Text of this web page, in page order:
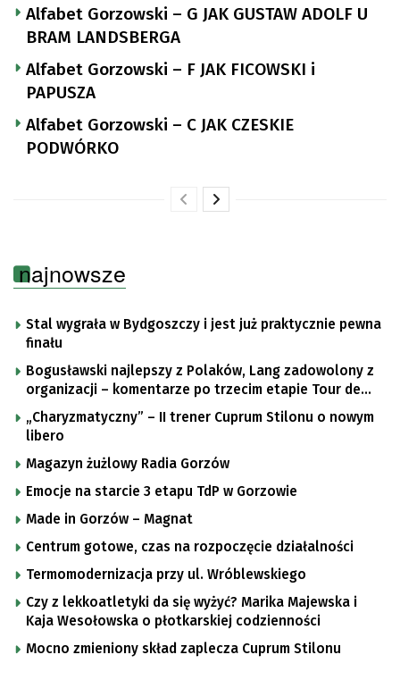
Alfabet Gorzowski – G JAK GUSTAW ADOLF U
BRAM LANDSBERGA
Alfabet Gorzowski – F JAK FICOWSKI i
PAPUSZA
Alfabet Gorzowski – C JAK CZESKIE
PODWÓRKO
najnowsze
Stal wygrała w Bydgoszczy i jest już praktycznie pewna
finału
Bogusławski najlepszy z Polaków, Lang zadowolony z
organizacji – komentarze po trzecim etapie Tour de
Pologne
„Charyzmatyczny” – II trener Cuprum Stilonu o nowym
libero
Magazyn żużlowy Radia Gorzów
Emocje na starcie 3 etapu TdP w Gorzowie
Made in Gorzów – Magnat
Centrum gotowe, czas na rozpoczęcie działalności
Termomodernizacja przy ul. Wróblewskiego
Czy z lekkoatletyki da się wyżyć? Marika Majewska i
Kaja Wesołowska o płotkarskiej codzienności
Mocno zmieniony skład zaplecza Cuprum Stilonu